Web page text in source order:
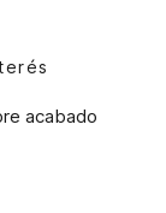
acabado